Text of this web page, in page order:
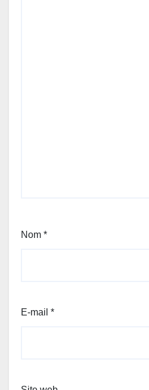
Nom *
E-mail *